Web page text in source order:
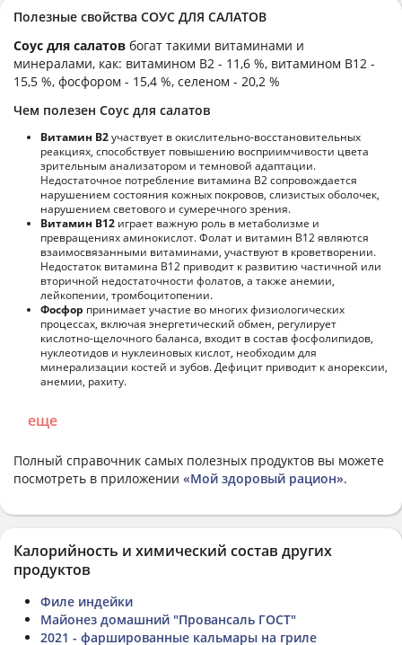
Полезные свойства СОУС ДЛЯ САЛАТОВ
Соус для салатов богат такими витаминами и
минералами, как: витамином B2 - 11,6 %, витамином B12 -
15,5 %, фосфором - 15,4 %, селеном - 20,2 %
Чем полезен Соус для салатов
Витамин В2участвует в окислительно-восстановительных
реакциях, способствует повышению восприимчивости цвета
зрительным анализатором и темновой адаптации.
Недостаточное потребление витамина В2 сопровождается
нарушением состояния кожных покровов, слизистых оболочек,
нарушением светового и сумеречного зрения.
Витамин В12 играет важную роль в метаболизме и
превращениях аминокислот. Фолат и витамин В12 являются
взаимосвязанными витаминами, участвуют в кроветворении.
Недостаток витамина В12 приводит к развитию частичной или
вторичной недостаточности фолатов, а также анемии,
лейкопении, тромбоцитопении.
Фосфор принимает участие во многих физиологических
процессах, включая энергетический обмен, регулирует
кислотно-щелочного баланса, входит в состав фосфолипидов,
нуклеотидов и нуклеиновых кислот, необходим для
минерализации костей и зубов. Дефицит приводит к анорексии,
анемии, рахиту.
еще
Полный справочник самых полезных продуктов вы можете
посмотреть в приложении «Мой здоровый рацион».
Калорийность и химический состав других
продуктов
Филе индейки
Майонез домашний "Провансаль ГОСТ"
2021 - фаршированные кальмары на гриле